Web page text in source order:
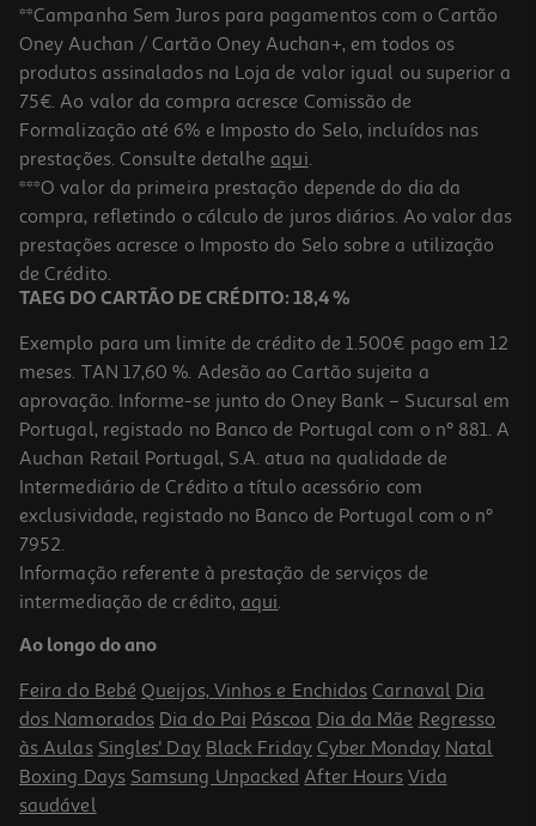
**Campanha Sem Juros para pagamentos com o Cartão
Oney Auchan / Cartão Oney Auchan+, em todos os
produtos assinalados na Loja de valor igual ou superior a
75€. Ao valor da compra acresce Comissão de
Formalização até 6% e Imposto do Selo, incluídos nas
prestações. Consulte detalhe aqui.
***O valor da primeira prestação depende do dia da
compra, refletindo o cálculo de juros diários. Ao valor das
prestações acresce o Imposto do Selo sobre a utilização
de Crédito.
TAEG DO CARTÃO DE CRÉDITO: 18,4 %
Exemplo para um limite de crédito de 1.500€ pago em 12
meses. TAN 17,60 %. Adesão ao Cartão sujeita a
aprovação. Informe-se junto do Oney Bank – Sucursal em
Portugal, registado no Banco de Portugal com o nº 881. A
Auchan Retail Portugal, S.A. atua na qualidade de
Intermediário de Crédito a título acessório com
exclusividade, registado no Banco de Portugal com o nº
7952.
Informação referente à prestação de serviços de
intermediação de crédito, aqui.
Ao longo do ano
Feira do Bebé Queijos, Vinhos e Enchidos Carnaval Dia
dos Namorados Dia do Pai Páscoa Dia da Mãe Regresso
às Aulas Singles' Day Black Friday Cyber Monday Natal
Boxing Days Samsung Unpacked After Hours Vida
saudável